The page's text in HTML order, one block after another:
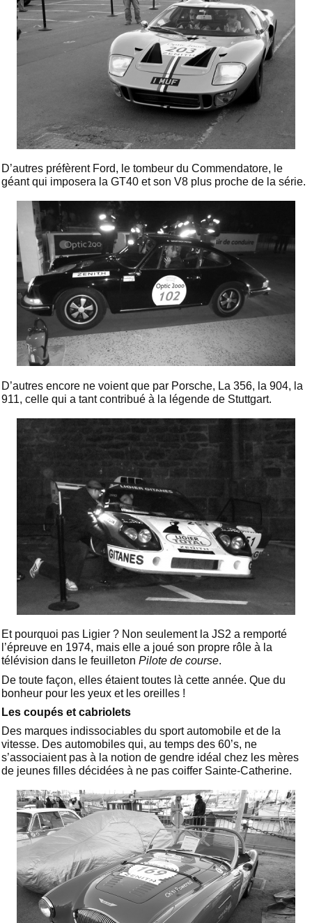
D’autres préfèrent Ford, le tombeur du Commendatore, le
géant qui imposera la GT40 et son V8 plus proche de la série.
D’autres encore ne voient que par Porsche, La 356, la 904, la
911, celle qui a tant contribué à la légende de Stuttgart.
Et pourquoi pas Ligier ? Non seulement la JS2 a remporté
l’épreuve en 1974, mais elle a joué son propre rôle à la
télévision dans le feuilleton Pilote de course.
De toute façon, elles étaient toutes là cette année. Que du
bonheur pour les yeux et les oreilles !
Les coupés et cabriolets
Des marques indissociables du sport automobile et de la
vitesse. Des automobiles qui, au temps des 60’s, ne
s’associaient pas à la notion de gendre idéal chez les mères
de jeunes filles décidées à ne pas coiffer Sainte-Catherine.